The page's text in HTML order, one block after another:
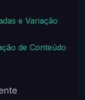
e Variação
de Conteúdo